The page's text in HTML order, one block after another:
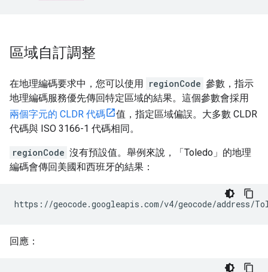
區域自訂調整
在地理編碼要求中，您可以使用 regionCode 參數，指示
地理編碼服務優先傳回特定區域的結果。這個參數會採用
兩個字元的 CLDR 代碼
值，指定區域偏誤。大多數 CLDR
代碼與 ISO 3166-1 代碼相同。
regionCode 沒有預設值。舉例來說，「Toledo」的地理
編碼會傳回美國和西班牙的結果：
https://geocode.googleapis.com/v4/geocode/address/
回應：